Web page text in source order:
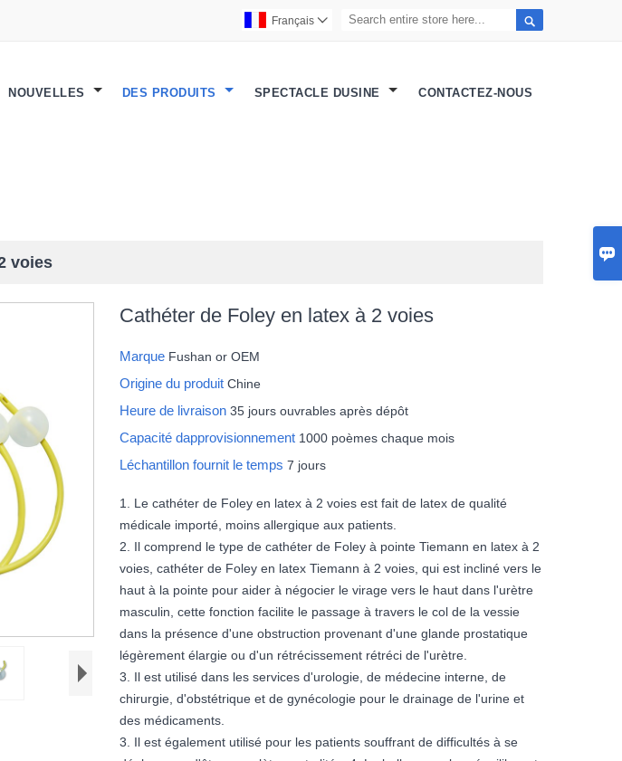


Français 
NOUVELLES DES PRODUITS SPECTACLE DUSINE CONTACTEZ-NOUS
voies
Cathéter de Foley en latex à 2 voies
Marque Fushan or OEM
Origine du produitChine
Heure de livraison35 jours ouvrables après dépôt
Capacité dapprovisionnement 1000 poèmes chaque mois
Léchantillon fournit le temps7 jours
1. Le cathéter de Foley en latex à 2 voies est fait de latex de qualité
médicale importé, moins allergique aux patients.
2. Il comprend le type de cathéter de Foley à pointe Tiemann en latex à 2
voies, cathéter de Foley en latex Tiemann à 2 voies, qui est incliné vers le
haut à la pointe pour aider à négocier le virage vers le haut dans l'urètre
masculin, cette fonction facilite le passage à travers le col de la vessie
dans la présence d'une obstruction provenant d'une glande prostatique
légèrement élargie ou d'un rétrécissement rétréci de l'urètre.
3. Il est utilisé dans les services d'urologie, de médecine interne, de
chirurgie, d'obstétrique et de gynécologie pour le drainage de l'urine et
des médicaments.
3. Il est également utilisé pour les patients souffrant de difficultés à se